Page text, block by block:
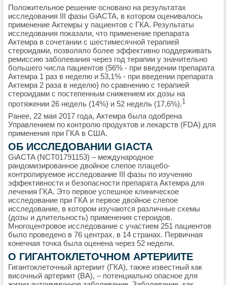
Положительное решение основано на результатах
исследования III фазы GiACTA, в котором оценивалось
применение Актемры у пациентов с ГКА. Результаты
исследования показали, что применение препарата
Актемра в сочетании с шестимесячной терапией
стероидами, позволяло более эффективно поддерживать
ремиссию заболевания через год терапии у значительно
большего числа пациентов (56% - при введении препарата
Актемра 1 раз в неделю и 53,1% - при введении препарата
Актемра 2 раза в неделю) по сравнению с терапией
стероидами с постепенным снижением их дозы на
протяжении 26 недель (14%) и 52 недель (17,6%).1
Ранее, 22 мая 2017 года, Актемра была одобрена
Управлением по контролю продуктов и лекарств (FDA) для
применения при ГКА в США.
ОБ ИССЛЕДОВАНИИ GIACTA
GiACTA (NCT01791153) – международное
рандомизированное двойное слепое плацебо-
контролируемое исследование III фазы по изучению
эффективности и безопасности препарата Актемра для
лечения ГКА. Это первое успешное клиническое
исследование при ГКА и первое двойное слепое
исследование, в котором изучаются различные схемы
(дозы и длительность) применения стероидов.
Многоцентровое исследование c участием 251 пациентов
было проведено в 76 центрах, в 14 странах. Первичная
конечная точка была оценена через 52 недели.
О ГИГАНТОКЛЕТОЧНОМ АРТЕРИИТЕ
Гигантоклеточный артериит (ГКА), также известный как
височный артериит (ВА), – потенциально опасное для